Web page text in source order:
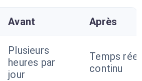
Avant Après
Plusieurs
heures par
jour
Temps réel
continu